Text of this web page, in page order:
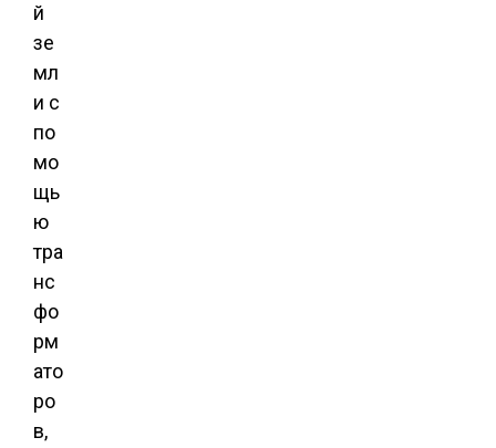
й
зе
мл
и с
по
мо
щь
ю
тра
нс
фо
рм
ато
ро
в,